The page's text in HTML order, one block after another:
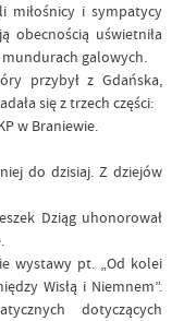
miłośnicy i sympatycy
obecnością uświetniła
galowych.
przybył z Gdańska,
się z trzech części:
w Braniewie.
do dzisiaj. Z dziejów
Dziąg uhonorował
wystawy pt. „Od kolei
Wisłą i Niemnem”.
dotyczących